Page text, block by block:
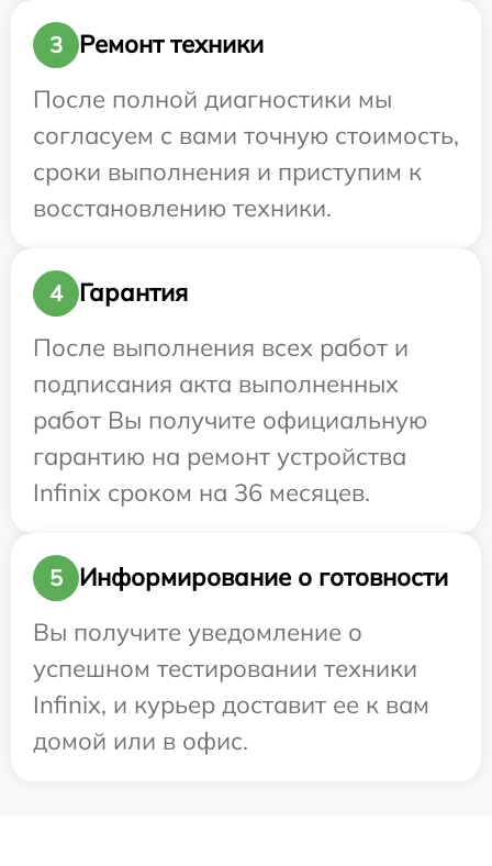
3
Ремонт техники
После полной диагностики мы
согласуем с вами точную стоимость,
сроки выполнения и приступим к
восстановлению техники.
4
Гарантия
После выполнения всех работ и
подписания акта выполненных
работ Вы получите официальную
гарантию на ремонт устройства
Infinix сроком на 36 месяцев.
5
Информирование о готовности
Вы получите уведомление о
успешном тестировании техники
Infinix, и курьер доставит ее к вам
домой или в офис.